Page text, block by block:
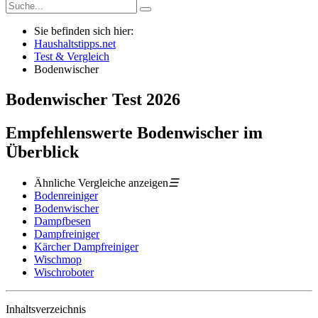
Sie befinden sich hier:
Haushaltstipps.net
Test & Vergleich
Bodenwischer
Bodenwischer Test 2026
Empfehlenswerte Bodenwischer im
Überblick
Ähnliche Vergleiche anzeigen☰
Bodenreiniger
Bodenwischer
Dampfbesen
Dampfreiniger
Kärcher Dampfreiniger
Wischmop
Wischroboter
Inhaltsverzeichnis